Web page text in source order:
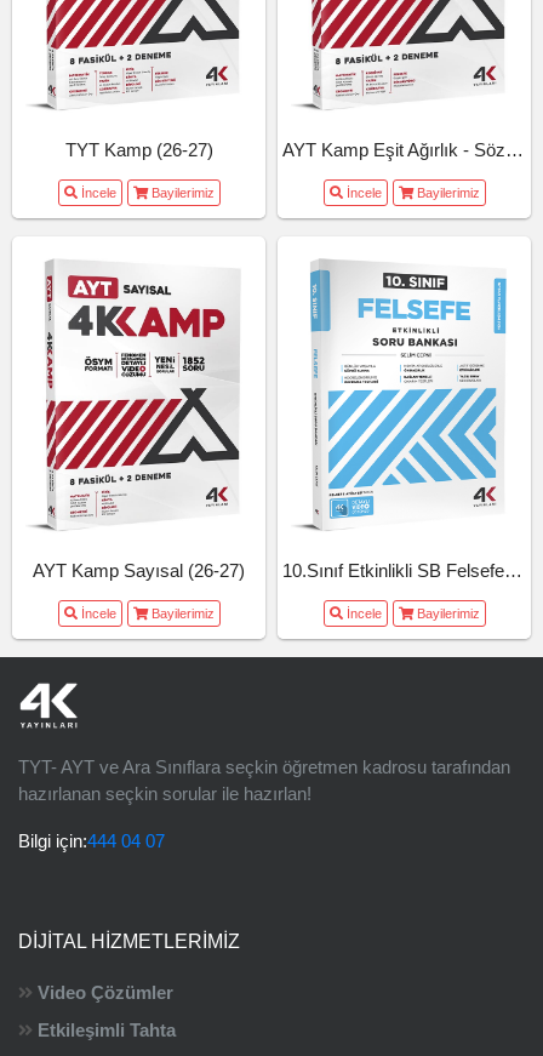
TYT Kamp (26-27)
İncele Bayilerimiz
AYT Kamp Eşit Ağırlık - Sözel (26-27)
İncele Bayilerimiz
AYT Kamp Sayısal (26-27)
İncele Bayilerimiz
10.Sınıf Etkinlikli SB Felsefe (26-27)
İncele Bayilerimiz
TYT- AYT ve Ara Sınıflara seçkin öğretmen kadrosu tarafından
hazırlanan seçkin sorular ile hazırlan!
Bilgi için:444 04 07
DIJITAL HIZMETLERIMIZ
Video Çözümler
Etkileşimli Tahta